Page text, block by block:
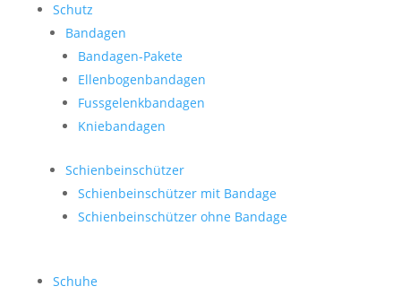
Schutz
Bandagen
Bandagen-Pakete
Ellenbogenbandagen
Fussgelenkbandagen
Kniebandagen
Schienbeinschützer
Schienbeinschützer mit Bandage
Schienbeinschützer ohne Bandage
Schuhe